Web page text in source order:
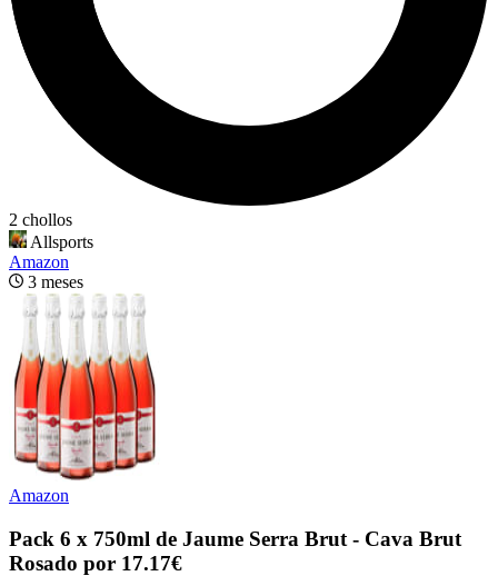
2 chollos
Allsports
Amazon
3 meses
Amazon
Pack 6 x 750ml de Jaume Serra Brut - Cava Brut
Rosado por 17.17€